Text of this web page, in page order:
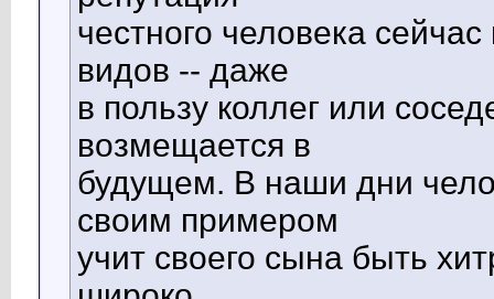
честного человека
видов -- даже
в пользу коллег или
возмещается в
будущем. В наши дни
своим примером
учит своего сына быть